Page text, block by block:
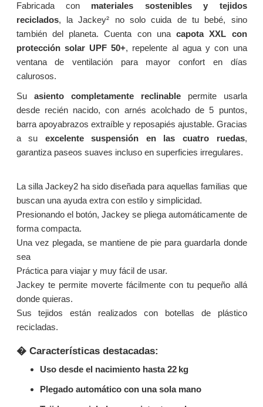
Fabricada con materiales sostenibles y tejidos
reciclados, la Jackey² no solo cuida de tu bebé, sino
también del planeta. Cuenta con una capota XXL con
protección solar UPF 50+, repelente al agua y con una
ventana de ventilación para mayor confort en días
calurosos.
Su asiento completamente reclinablepermite usarla
desde recién nacido, con arnés acolchado de 5 puntos,
barra apoyabrazos extraíble y reposapiés ajustable. Gracias
a su excelente suspensión en las cuatro ruedas,
garantiza paseos suaves incluso en superficies irregulares.
La silla Jackey2 ha sido diseñada para aquellas familias que
buscan una ayuda extra con estilo y simplicidad.
Presionando el botón, Jackey se pliega automáticamente de
forma compacta.
Una vez plegada, se mantiene de pie para guardarla donde
sea
Práctica para viajar y muy fácil de usar.
Jackey te permite moverte fácilmente con tu pequeño allá
donde quieras.
Sus tejidos están realizados con botellas de plástico
recicladas.
� Características destacadas:
Uso desde el nacimiento hasta 22 kg
Plegado automático con una sola mano